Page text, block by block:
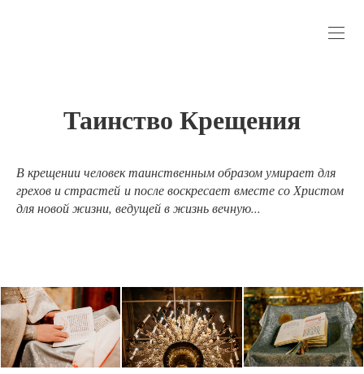
Таинство Крещения
В крещении человек таинственным образом умирает для
грехов и страстей и после воскресает вместе со Христом
для новой жизни, ведущей в жизнь вечную...